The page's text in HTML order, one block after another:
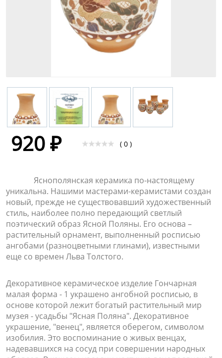
920 ₽ ( 0 )
Яснополянская керамика по-настоящему
уникальна. Нашими мастерами-керамистами создан
новый, прежде не существовавший художественный
стиль, наиболее полно передающий светлый
поэтический образ Ясной Поляны. Его основа –
растительный орнамент, выполненный росписью
ангобами (разноцветными глинами), известными
еще со времен Льва Толстого.
Декоративное керамическое изделие Гончарная
малая форма - 1 украшено ангобной росписью, в
основе которой лежит богатый растительный мир
музея - усадьбы "Ясная Поляна". Декоративное
украшение, "венец", является оберегом, символом
изобилия. Это воспоминание о живых венцах,
надевавшихся на сосуд при совершении народных